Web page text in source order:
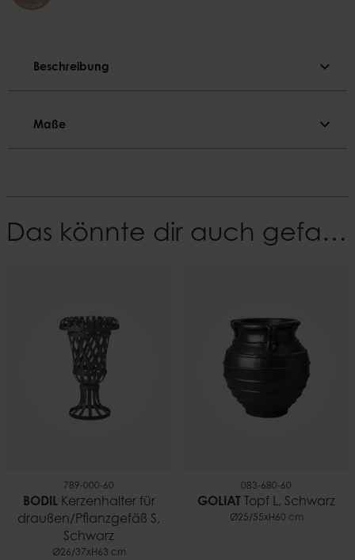
Beschreibung expand_more
Farbe
Schwarz
EAN
Maße expand_more
Breite
200 cm
Gewicht
Das könnte dir auch gefallen
789-000-60
BODILKerzenhalter für
draußen/Pflanzgefäß S,
Schwarz
Ø26/37xH63 cm
083-680-60
GOLIAT Topf L, Schwarz
Ø25/55xH60 cm